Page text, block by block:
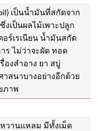
เป็นน้ำมันที่สกัดจาก
งเป็นผลไม้เพาะปลูก
ร์เรเนียน น้ำมันสกัด
ร ไม่ว่าจะผัด ทอด
องสำอาง ยา สบู่
าสนาบางอย่างอีกด้วย
ภาพ
วานแหลม มีทั้งเม็ด